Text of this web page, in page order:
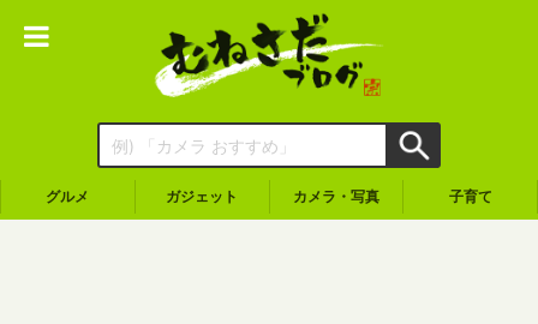
グルメ ガジェット カメラ・写真 子育て